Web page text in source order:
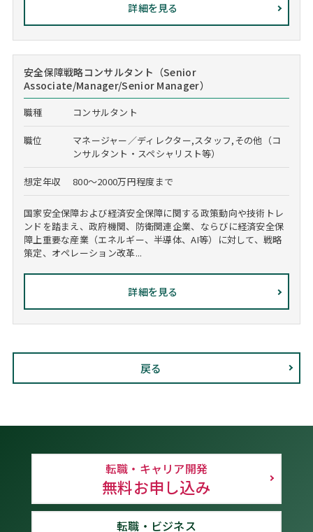
詳細を見る
安全保障戦略コンサルタント（Senior
Associate/Manager/Senior Manager）
職種 コンサルタント
職位
マネージャー／ディレクター,スタッフ,その他（コ
ンサルタント・スペシャリスト等）
想定年収 800～2000万円程度まで
国家安全保障および経済安全保障に関する政策動向や技術トレ
ンドを踏まえ、政府機関、防衛関連企業、ならびに経済安全保
障上重要な産業（エネルギー、半導体、AI等）に対して、戦略
策定、オペレーション改革...
詳細を見る
戻る
転職・キャリア開発
無料お申し込み
転職・ビジネス